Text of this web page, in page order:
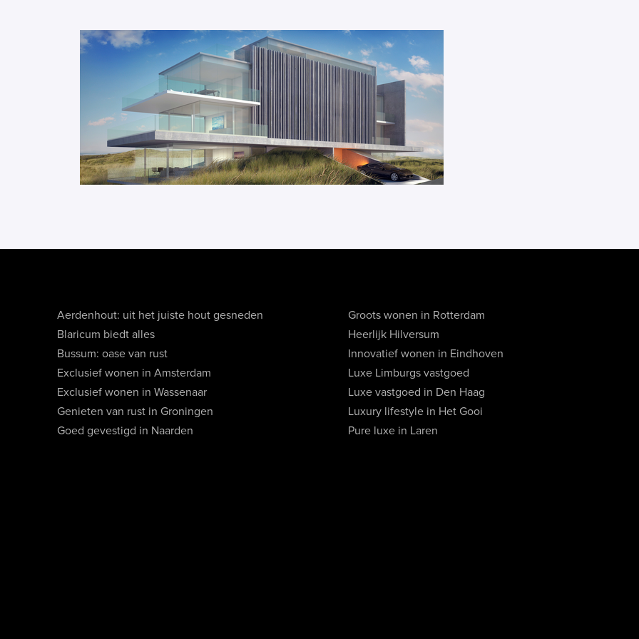
Aerdenhout: uit het juiste hout gesneden
Blaricum biedt alles
Bussum: oase van rust
Exclusief wonen in Amsterdam
Exclusief wonen in Wassenaar
Genieten van rust in Groningen
Goed gevestigd in Naarden
Groots wonen in Rotterdam
Heerlijk Hilversum
Innovatief wonen in Eindhoven
Luxe Limburgs vastgoed
Luxe vastgoed in Den Haag
Luxury lifestyle in Het Gooi
Pure luxe in Laren